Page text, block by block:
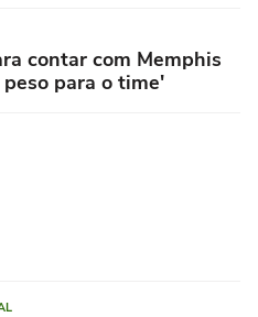
contar com Memphis
para o time'